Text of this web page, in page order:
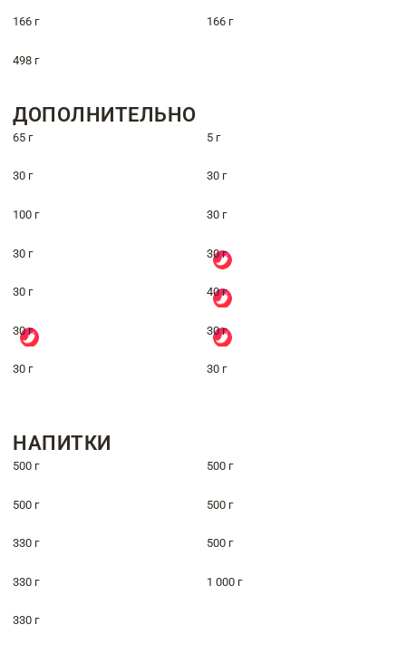
166 г 166 г
498 г
ДОПОЛНИТЕЛЬНО
65 г 5 г
30 г 30 г
100 г 30 г
30 г 30 г
30 г 40 г
30 г 30 г
30 г 30 г
НАПИТКИ
500 г 500 г
500 г 500 г
330 г 500 г
330 г 1 000 г
330 г